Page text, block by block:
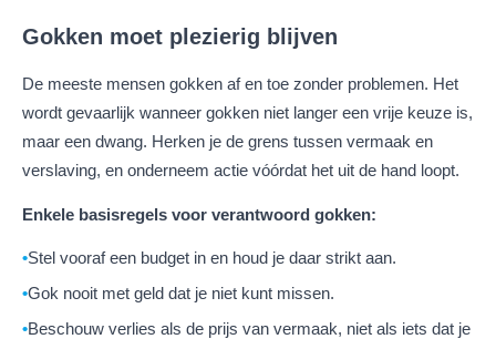
Gokken moet plezierig blijven
De meeste mensen gokken af en toe zonder problemen. Het
wordt gevaarlijk wanneer gokken niet langer een vrije keuze is,
maar een dwang. Herken je de grens tussen vermaak en
verslaving, en onderneem actie vóórdat het uit de hand loopt.
Enkele basisregels voor verantwoord gokken:
Stel vooraf een budget in en houd je daar strikt aan.
Gok nooit met geld dat je niet kunt missen.
Beschouw verlies als de prijs van vermaak, niet als iets dat je